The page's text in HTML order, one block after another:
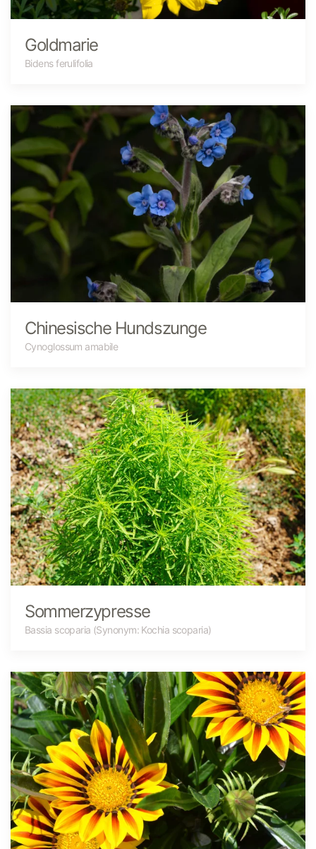
Goldmarie
Bidens ferulifolia
Chinesische Hundszunge
Cynoglossum amabile
Sommerzypresse
Bassia scoparia (Synonym: Kochia scoparia)